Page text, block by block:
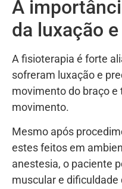
A
da luxação
A fisioterapia é forte
sofreram luxação e
movimento do braço e
movimento.
Mesmo após
estes feitos em
anestesia, o paciente
muscular e